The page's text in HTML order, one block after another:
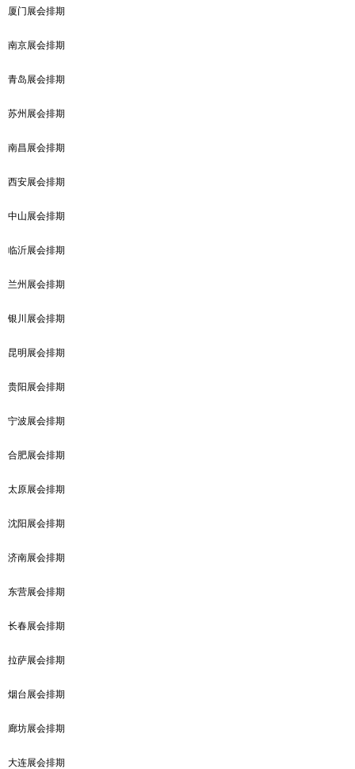
厦门展会排期
南京展会排期
青岛展会排期
苏州展会排期
南昌展会排期
西安展会排期
中山展会排期
临沂展会排期
兰州展会排期
银川展会排期
昆明展会排期
贵阳展会排期
宁波展会排期
合肥展会排期
太原展会排期
沈阳展会排期
济南展会排期
东营展会排期
长春展会排期
拉萨展会排期
烟台展会排期
廊坊展会排期
大连展会排期